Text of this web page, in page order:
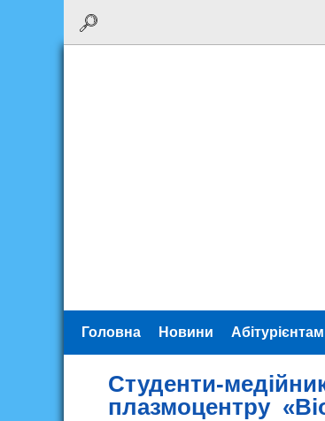
Головна Новини Абітурієнтам
Студенти-
плазмоцентру